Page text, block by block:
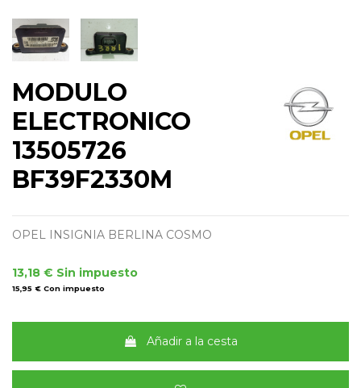
MODULO
ELECTRONICO
13505726
BF39F2330M
OPEL INSIGNIA BERLINA COSMO
13,18 € Sin impuesto
15,95 € Con impuesto
Añadir a la cesta